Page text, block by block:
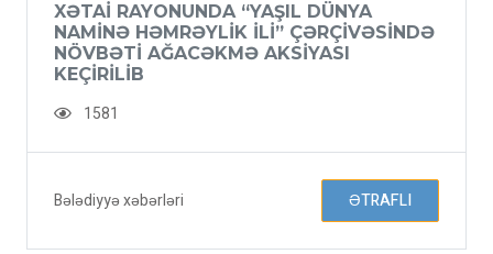
XƏTAI RAYONUNDA “YAŞIL DÜNYA
NAMINƏ HƏMRƏYLIK ILI” ÇƏRÇIVƏSINDƏ
NÖVBƏTI AĞACƏKMƏ AKSIYASI
KEÇIRILIB
1581
Bələdiyyə xəbərləri ƏTRAFLI